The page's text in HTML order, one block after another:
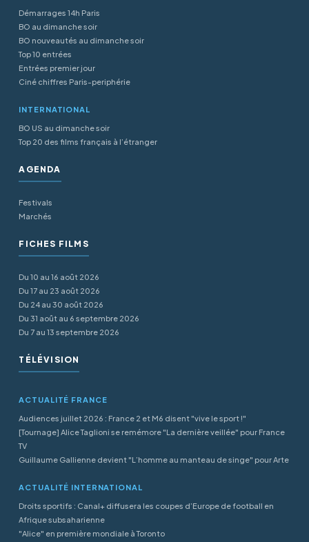
Démarrages 14h Paris
BO au dimanche soir
BO nouveautés au dimanche soir
Top 10 entrées
Entrées premier jour
Ciné chiffres Paris-periphérie
INTERNATIONAL
BO US au dimanche soir
Top 20 des films français à l’étranger
AGENDA
Festivals
Marchés
FICHES FILMS
Du 10 au 16 août 2026
Du 17 au 23 août 2026
Du 24 au 30 août 2026
Du 31 août au 6 septembre 2026
Du 7 au 13 septembre 2026
TÉLÉVISION
ACTUALITÉ FRANCE
Audiences juillet 2026 : France 2 et M6 disent "vive le sport !"
[Tournage] Alice Taglioni se remémore "La dernière veillée" pour France
TV
Guillaume Gallienne devient "L’homme au manteau de singe" pour Arte
ACTUALITÉ INTERNATIONAL
Droits sportifs : Canal+ diffusera les coupes d’Europe de football en
Afrique subsaharienne
"Alice" en première mondiale à Toronto